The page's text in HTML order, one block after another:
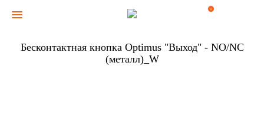
0
Бесконтактная кнопка Optimus "Выход" - NO/NC
(металл)_W